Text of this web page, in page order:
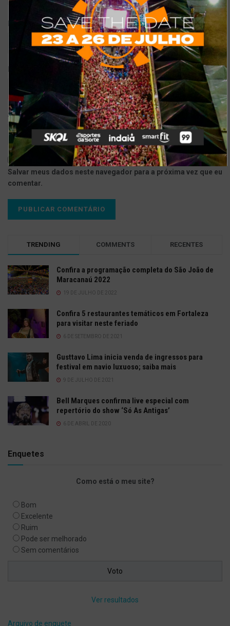
Nome
E-mail
Site
Salvar meus dados neste navegador para a próxima vez que eu
comentar.
TRENDING COMMENTS RECENTES
Confira a programação completa do São João de
Maracanaú 2022
19 DE JULHO DE 2022
Confira 5 restaurantes temáticos em Fortaleza
para visitar neste feriado
6 DE SETEMBRO DE 2021
Gusttavo Lima inicia venda de ingressos para
festival em navio luxuoso; saiba mais
9 DE JULHO DE 2021
Bell Marques confirma live especial com
repertório do show ‘Só As Antigas’
6 DE ABRIL DE 2020
Enquetes
Como está o meu site?
Bom
Excelente
Ruim
Pode ser melhorado
Sem comentários
Ver resultados
Arquivo de enquete